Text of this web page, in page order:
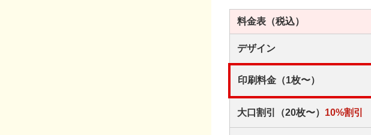
料金表 （税込）
デザイン
印刷料金（1枚〜）
大口割引（20枚〜） 10%割引